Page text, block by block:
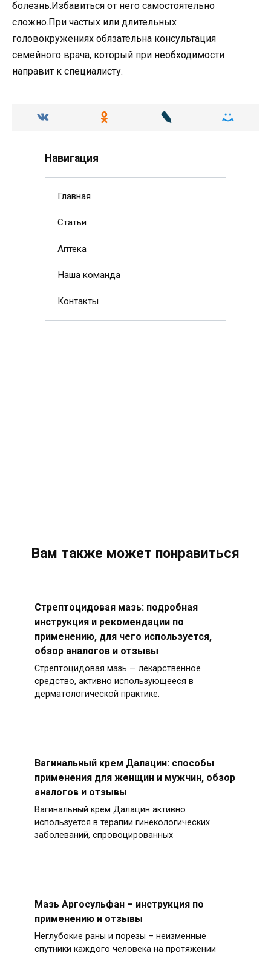
болезнь.Избавиться от него самостоятельно
сложно.При частых или длительных
головокружениях обязательна консультация
семейного врача, который при необходимости
направит к специалисту.
Навигация
Главная
Статьи
Аптека
Наша команда
Контакты
Вам также может понравиться
Стрептоцидовая мазь: подробная
инструкция и рекомендации по
применению, для чего используется,
обзор аналогов и отзывы
Стрептоцидовая мазь — лекарственное
средство, активно использующееся в
дерматологической практике.
Вагинальный крем Далацин: способы
применения для женщин и мужчин, обзор
аналогов и отзывы
Вагинальный крем Далацин активно
используется в терапии гинекологических
заболеваний, спровоцированных
Мазь Аргосульфан – инструкция по
применению и отзывы
Неглубокие раны и порезы – неизменные
спутники каждого человека на протяжении